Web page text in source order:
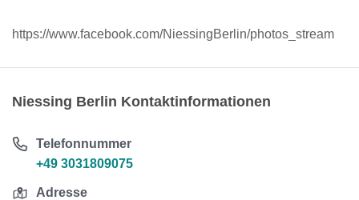
https://www.facebook.com/NiessingBerlin/photos_stream
Niessing Berlin Kontaktinformationen
Telefonnummer
+49 3031809075
Adresse